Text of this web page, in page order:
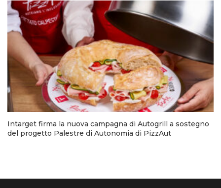
Intarget firma la nuova campagna di Autogrill a sostegno
del progetto Palestre di Autonomia di PizzAut